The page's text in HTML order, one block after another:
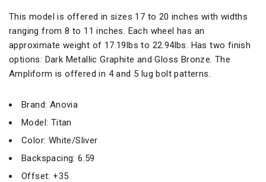
This model is offered in sizes 17 to 20 inches with widths
ranging from 8 to 11 inches. Each wheel has an
approximate weight of 17.19lbs to 22.94lbs. Has two finish
options: Dark Metallic Graphite and Gloss Bronze. The
Ampliform is offered in 4 and 5 lug bolt patterns.
Brand: Anovia
Model: Titan
Color: White/Sliver
Backspacing: 6.59
Offset: +35